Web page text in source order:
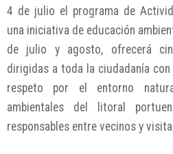
4 de julio el programa de
una iniciativa de educación
de julio y agosto, ofrecerá
dirigidas a toda la ciudadanía
respeto por el entorno
ambientales del litoral
responsables entre vecinos y